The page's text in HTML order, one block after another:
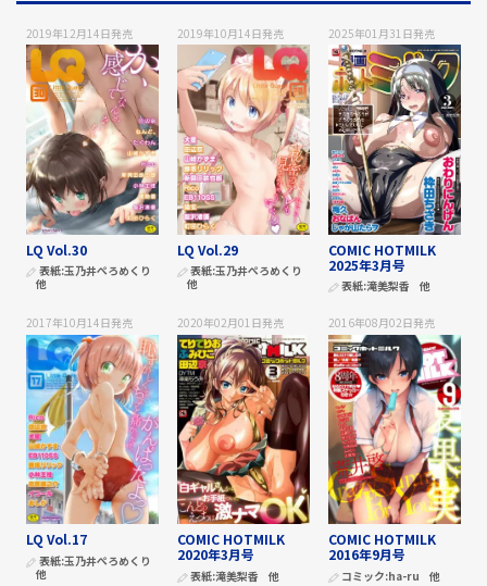
2019年12月14日発売
LQ Vol.30
表紙:玉乃井ぺろめくり
他
2019年10月14日発売
LQ Vol.29
表紙:玉乃井ぺろめくり
他
2025年01月31日発売
COMIC HOTMILK
2025年3月号
表紙:滝美梨香 他
2017年10月14日発売
LQ Vol.17
表紙:玉乃井ぺろめくり
他
2020年02月01日発売
COMIC HOTMILK
2020年3月号
表紙:滝美梨香 他
2016年08月02日発売
COMIC HOTMILK
2016年9月号
コミック:ha-ru 他